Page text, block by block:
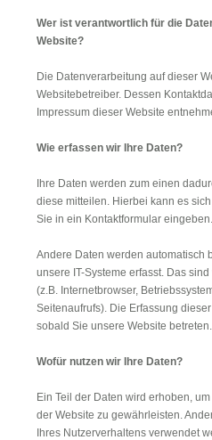
Wer ist verantwortlich für die
Website?
Die Datenverarbeitung auf dieser
Websitebetreiber. Dessen
Impressum dieser Website
Wie erfassen wir Ihre Daten?
Ihre Daten werden zum einen
diese mitteilen. Hierbei kann es
Sie in ein Kontaktformular eingeben.
Andere Daten werden automatisch
unsere IT-Systeme erfasst. Das
(z.B. Internetbrowser,
Seitenaufrufs). Die Erfassung
sobald Sie unsere Website betreten.
Wofür nutzen wir Ihre Daten?
Ein Teil der Daten wird erhoben,
der Website zu gewährleisten.
Ihres Nutzerverhaltens verwendet